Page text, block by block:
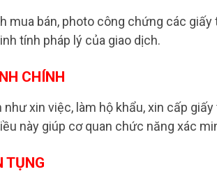
mua bán, photo công chứng các
tính pháp lý của giao dịch.
CHÍNH
xin việc, làm hộ khẩu, xin cấp
này giúp cơ quan chức năng xác
TỤNG